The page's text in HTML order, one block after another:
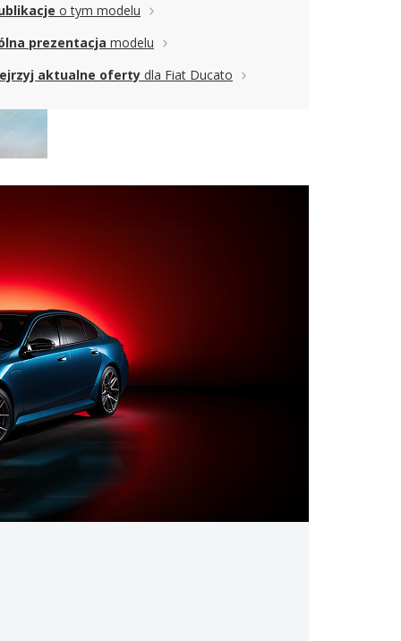
o tym modelu
prezentacja modelu
aktualne oferty dla Fiat Ducato